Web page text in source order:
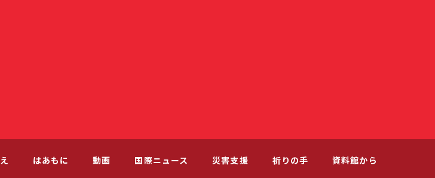
はあもに 動画 国際ニュース 災害支援 祈りの手 資料館から